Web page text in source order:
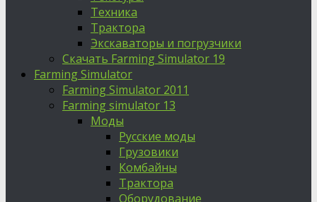
Техника
Трактора
Экскаваторы и погрузчики
Скачать Farming Simulator 19
Farming Simulator
Farming Simulator 2011
Farming simulator 13
Моды
Русские моды
Грузовики
Комбайны
Трактора
Оборудование